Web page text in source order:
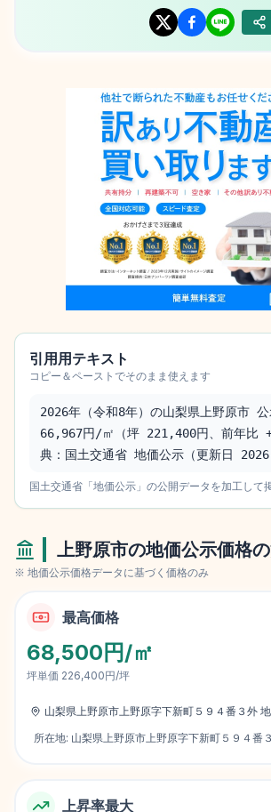
引用用テキスト
コピー＆ペーストでそのまま使えます
2026年（令和8年）の山梨県上野原市
66,967円/㎡（坪 221,400円、前年比
典：国土交通省 地価公示（更新日
国土交通省「地価公示」の公開データを加工して
上野原市の地価公示価格
※ 地価公示価格データに基づく価格のみ
最高価格
68,500円/㎡
坪単価 226,400円/坪
山梨県上野原市上野原字下新町５９４番３外
所在地: 山梨県上野原市上野原字下新町５９４番
上昇率最大